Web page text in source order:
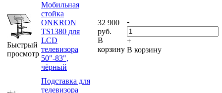
Быстрый
просмотр
Мобильная
стойка
ONKRON
TS1380 для
LCD
телевизора
50"-83",
чёрный
32 900
руб.
В
корзину
-
+
В корзину
Подставка для
телевизора